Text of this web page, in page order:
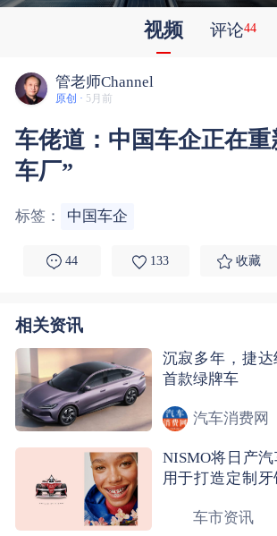
视频 评论44
管老师Channel
原创 · 5月前
车佬道：中国车企正在重
车厂”
标签： 中国车企
44 133 收藏
相关资讯
沉寂多年，捷
首款绿牌车
汽车消费网
NISMO将日产
用于打造定制
车市资讯